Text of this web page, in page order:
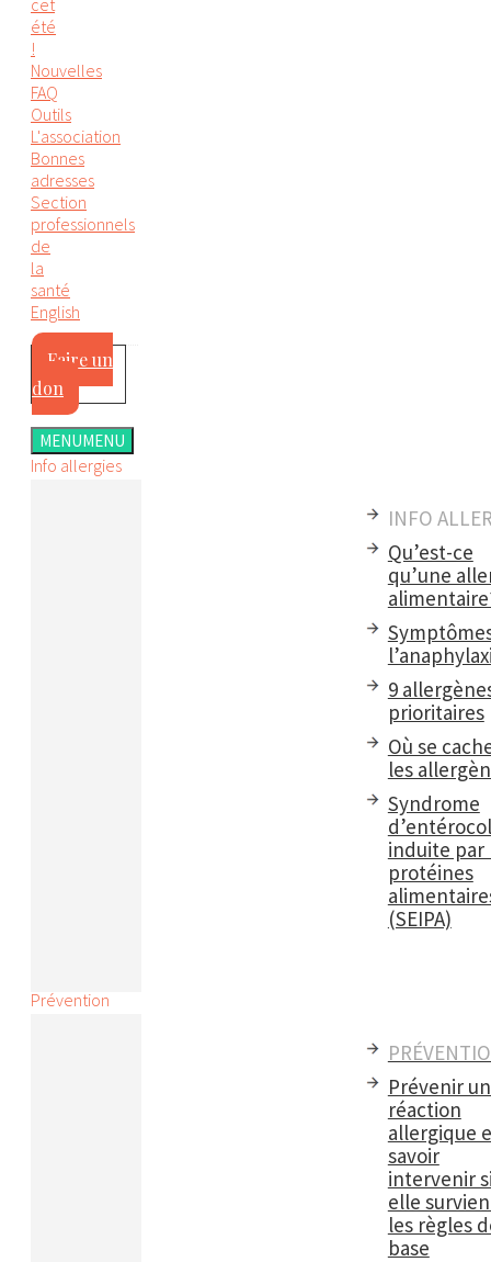
cet
été
!
Nouvelles
FAQ
Outils
L'association
Bonnes
adresses
Section
professionnels
de
la
santé
English
Faire un
don
MENUMENU
Info allergies
INFO
Qu’est-ce
qu’une
9
prioritaires
Où se
les
Syndrome
induite par
protéines
(SEIPA)
Prévention
Prévenir
réaction
allergique
savoir
intervenir
elle
les règles
base